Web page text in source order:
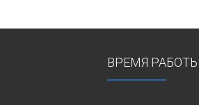
ВРЕМЯ РАБОТЫ